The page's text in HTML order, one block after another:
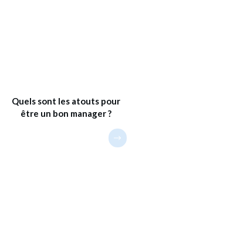
Quels sont les atouts pour
être un bon manager ?